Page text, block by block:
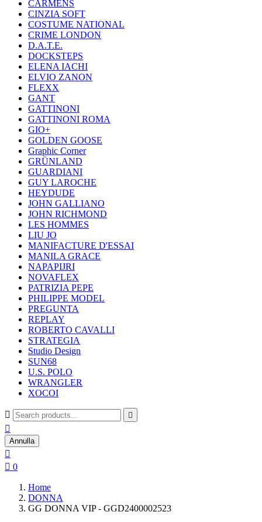
CARMENS
CINZIA SOFT
COSTUME NATIONAL
CRIME LONDON
D.A.T.E.
DOCKSTEPS
ELENA IACHI
ELVIO ZANON
FLEXX
GANT
GATTINONI
GATTINONI ROMA
GIO+
GOLDEN GOOSE
Graphic Corner
GRÜNLAND
GUARDIANI
GUY LAROCHE
HEYDUDE
JOHN GALLIANO
JOHN RICHMOND
LES HOMMES
LIU JO
MANIFACTURE D'ESSAI
MANILA GRACE
NAPAPIJRI
NOVAFLEX
PATRIZIA PEPE
PHILIPPE MODEL
PREGUNTA
REPLAY
ROBERTO CAVALLI
STRATEGIA
Studio Design
SUN68
U.S. POLO
WRANGLER
XOCOI
 

Annulla

 0
Home
DONNA
GG DONNA VIP - GGD2400002523